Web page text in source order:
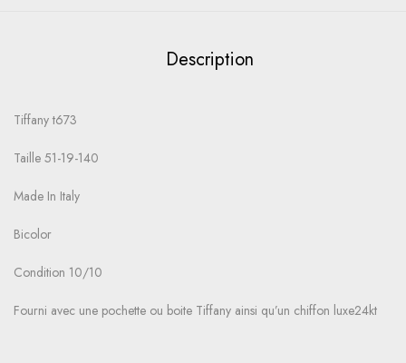
Description
Tiffany t673
Taille 51-19-140
Made In Italy
Bicolor
Condition 10/10
Fourni avec une pochette ou boite Tiffany ainsi qu’un chiffon luxe24kt